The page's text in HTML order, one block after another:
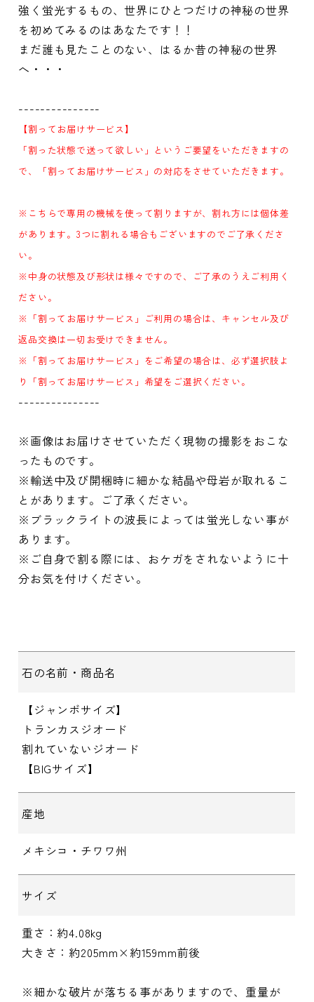
強く蛍光するもの、世界にひとつだけの神秘の世界
を初めてみるのはあなたです！！
まだ誰も見たことのない、はるか昔の神秘の世界
へ・・・
---------------
【割ってお届けサービス】
「割った状態で送って欲しい」というご要望をいただきますの
で、「割ってお届けサービス」の対応をさせていただきます。
※こちらで専用の機械を使って割りますが、割れ方には個体差
があります。3つに割れる場合もございますのでご了承くださ
い。
※中身の状態及び形状は様々ですので、ご了承のうえご利用く
ださい。
※「割ってお届けサービス」ご利用の場合は、キャンセル及び
返品交換は一切お受けできません。
※「割ってお届けサービス」をご希望の場合は、必ず選択肢よ
り「割ってお届けサービス」希望をご選択ください。
---------------
※画像はお届けさせていただく現物の撮影をおこな
ったものです。
※輸送中及び開梱時に細かな結晶や母岩が取れるこ
とがあります。ご了承ください。
※ブラックライトの波長によっては蛍光しない事が
あります。
※ご自身で割る際には、おケガをされないように十
分お気を付けください。
石の名前・商品名
【ジャンボサイズ】
トランカスジオード
割れていないジオード
【BIGサイズ】
産地
メキシコ・チワワ州
サイズ
重さ：約4.08kg
大きさ：約205mm×約159mm前後
※細かな破片が落ちる事がありますので、重量が